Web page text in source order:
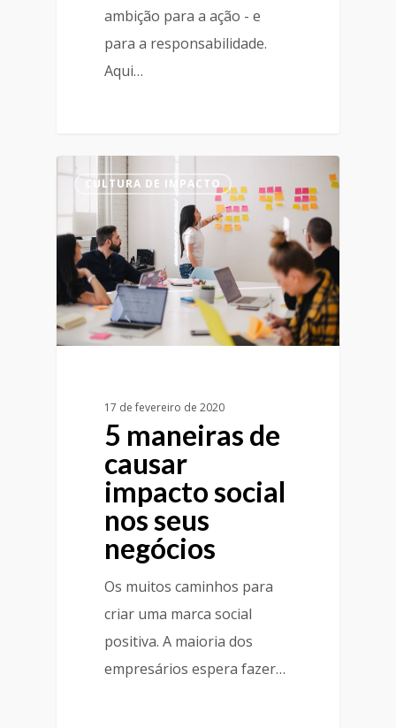
ambição para a ação - e
para a responsabilidade.
Aqui…
CULTURA DE IMPACTO
17 de fevereiro de 2020
5 maneiras de
causar
impacto social
nos seus
negócios
Os muitos caminhos para
criar uma marca social
positiva. A maioria dos
empresários espera fazer…